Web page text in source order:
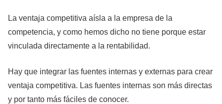
La ventaja competitiva aísla a la empresa de la
competencia, y como hemos dicho no tiene porque estar
vinculada directamente a la rentabilidad.
Hay que integrar las fuentes internas y externas para crear
ventaja competitiva. Las fuentes internas son más directas
y por tanto más fáciles de conocer.